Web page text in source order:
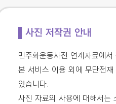
▌사진 저작권 안내
민주화운동사전 연계자료에
본 서비스 이용 외에 무단전
있습니다.
사진 자료의 사용에 대해서는